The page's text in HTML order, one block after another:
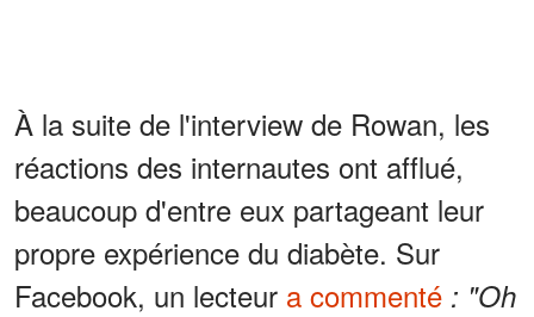
À la suite de l'interview de Rowan, les
réactions des internautes ont afflué,
beaucoup d'entre eux partageant leur
propre expérience du diabète. Sur
Facebook, un lecteur a commenté : "Oh